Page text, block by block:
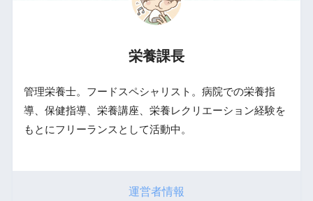
栄養課長
管理栄養士。フードスペシャリスト。病院での栄養指
導、保健指導、栄養講座、栄養レクリエーション経験を
もとにフリーランスとして活動中。
運営者情報